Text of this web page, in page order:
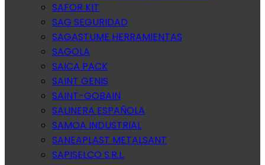
SAFOR KIT
SAG SEGURIDAD
SAGASTUME HERRAMIENTAS
SAGOLA
SAICA PACK
SAINT GENIS
SAINT-GOBAIN
SALINERA ESPAÑOLA
SAMOA INDUSTRIAL
SANEAPLAST METALSANT
SAPISELCO S.R.L.